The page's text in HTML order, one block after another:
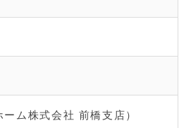
ム株式会社 前橋支店）